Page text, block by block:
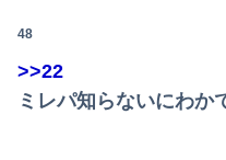
48
>>22
ミレパ知らないにわか